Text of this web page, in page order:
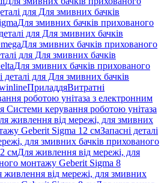
для Для змивних бачків
Для змивних бачків прихованого
для Для змивних бачків
Для змивних бачків прихованого
для Для змивних бачків
Для змивних бачків прихованого
деталі для Для змивних бачків
ПриладдяВитратні
роботою унітаза з електронним
Системи керування роботою унітаза
живлення від мережі, для змивних
Geberit Sigma 12 смЗапасні деталі
для змивних бачків прихованого
смДля живлення від мережі, для
монтажу Geberit Sigma 8
живлення від мережі, для змивних